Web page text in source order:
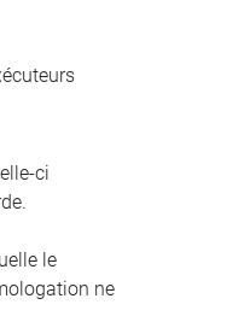
ci
le
ne